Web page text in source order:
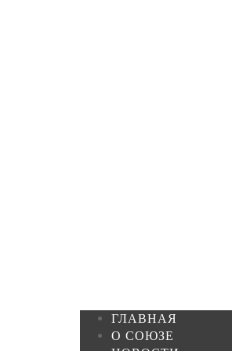
ГЛАВНАЯ
О СОЮЗЕ